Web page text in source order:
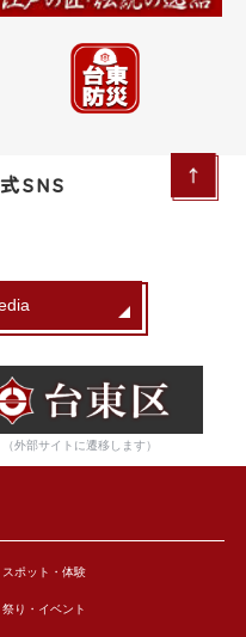
SNS
（外部サイトに遷移します）
スポット・体験
祭り・イベント